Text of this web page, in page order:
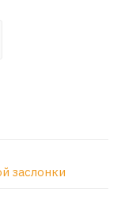
заслонки